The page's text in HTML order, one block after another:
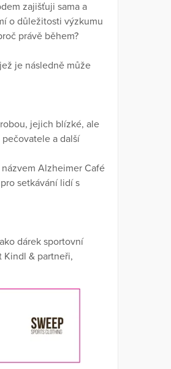
zajišťuji sama a
o důležitosti výzkumu
právě během?
je následně může
jejich blízké, ale
a další
Alzheimer Café
setkávání lidí s
dárek sportovní
& partneři,